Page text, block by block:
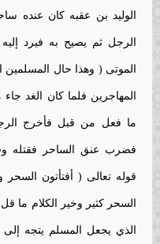
الوليد بن عقبه كان عنده
الرجل ثم يصيح به فيرد
الموتى ( وهذا حال المسلمين
المهاجرين فلما كان الغد
ما فعل من قبل فأخرج
فضرب عنق الساحر فقتله
قوله تعالى ( أفتأتون
السحر كثير وخير الكلام ما
الذي يجعل المسلم يتجه